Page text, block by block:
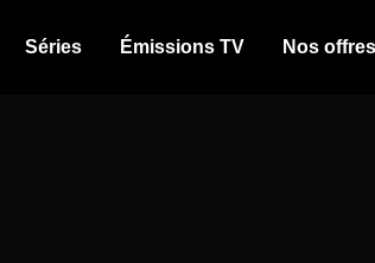
Séries Émissions TV Nos offres